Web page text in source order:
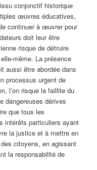
conjonctif historique
œuvres éducatives,
continuer à œuvrer pour
doit leur être
risque de détruire
même. La présence
aussi être abordée dans
processus urgent de
l’on risque la faillite du
dangereuses dérives
que tous les
intérêts particuliers ayant
la justice et à mettre en
citoyens, en agissant
la responsabilité de